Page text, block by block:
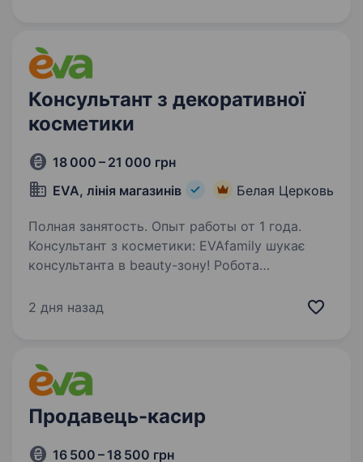
Консультант з декоративної
косметики
18 000 – 21 000 грн
EVA, лінія магазинів
Белая Церковь
Полная занятость. Опыт работы от 1 года.
Консультант з косметики: EVAfamily шукає
консультанта в beauty-зону! Робота
(не за касою). Раді розглянути кандидатів: З
2 дня назад
Продавець-касир
16 500 – 18 500 грн